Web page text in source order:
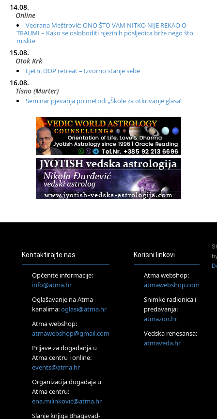
14.08.
Online
Vedrana Meštrović: ONO ŠTO VAM NITKO NIJE REKAO O
TRAUMI – Kako se osloboditi njezinih posljedica brže nego što
mislite
15.08.
Otok Krk
Ljetni DOP retreat – Izvorno stanje sebe
16.08.
Tisno (Murter)
Seminar pjevanja po metodi „Škole za otkrivanje glasa“
Radionica: Pomagači iz drugih dimenzija Online – otvoreno za
Zagreb+Online
Osnovni ThetaHealing® tečaj, Zagreb i Online
Access BARS®, otpusti stres
Pjesma srca / Zagreb
Tečaj Višeg Vodstva, razvijanja intuicije i Akaša zapisa
Online
Postanite Nositelj Vibracije Nove Zemlje
Visoko
Alemka Dauskardt – Jednodnevna radionica sistemskih
konstelacija
Zagreb
HOD PO ŽERAVICI – Seminar koji mijenja tijelo, duh i um
SoulFest – Festival glazbe, mudrosti i zajedništva
Zagreb
Access BARS® edukacija otpusti stres
Kontaktirajte nas
Općenite informacije:
info@atma.hr
Oglašavanje na Atma
kanalima:oglasi@atma.hr
Atma webshop:
atmawebshop@gmail.com
Prijave za događanja u
Atma centru i online:
events@atma.hr
Organizacija događaja u
Atma centru:
ena.milinković@atma.hr
Slanje knjiga Bhagavad-
Korisni linkovi
Atma webshop:
atmawebshop.com
Snimke radionica i
predavanja:
atmazon.hr
Vedska renesansa:
atmaveda.hr